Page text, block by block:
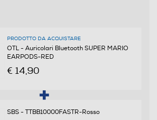
PRODOTTO DA ACQUISTARE
OTL - Auricolari Bluetooth SUPER MARIO
EARPODS-RED
€ 14,90
SBS - TTBB10000FASTR-Rosso